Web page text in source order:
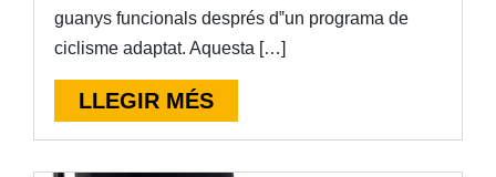
guanys funcionals després d‟un programa de
ciclisme adaptat. Aquesta […]
LLEGIR MÉS